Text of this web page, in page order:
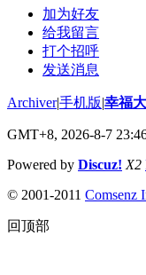
加为好友
给我留言
打个招呼
发送消息
Archiver|手机版|幸福
GMT+8, 2026-8-7
Powered by Discuz! X2
© 2001-2011 Comsenz
回顶部